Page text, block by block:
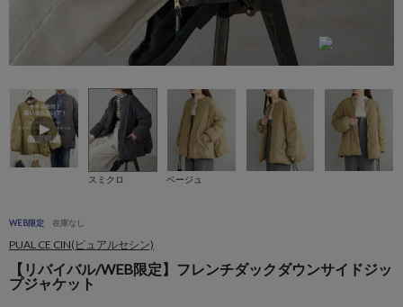
スミクロ ベージュ
WEB限定 在庫なし
PUAL CE CIN(ピュアルセシン)
【リバイバル/WEB限定】フレンチダックダウンサイドジッ
プジャケット